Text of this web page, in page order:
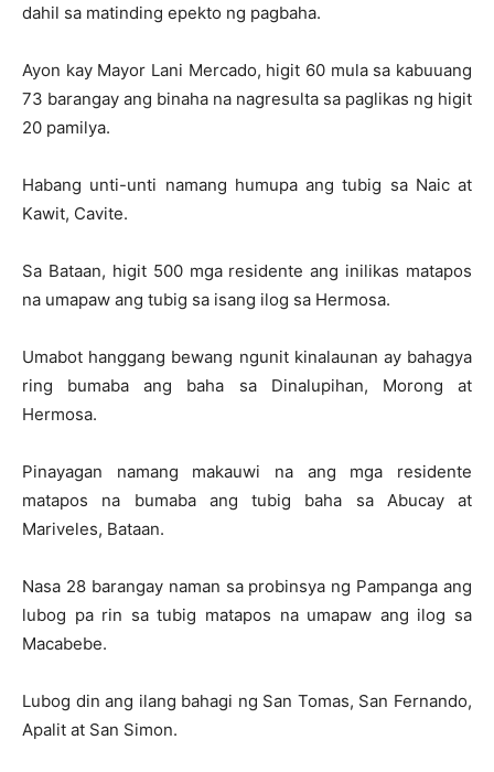
dahil sa matinding epekto ng pagbaha.
Ayon kay Mayor Lani Mercado, higit 60 mula sa kabuuang
73 barangay ang binaha na nagresulta sa paglikas ng higit
20 pamilya.
Habang unti-unti namang humupa ang tubig sa Naic at
Kawit, Cavite.
Sa Bataan, higit 500 mga residente ang inilikas matapos
na umapaw ang tubig sa isang ilog sa Hermosa.
Umabot hanggang bewang ngunit kinalaunan ay bahagya
ring bumaba ang baha sa Dinalupihan, Morong at
Hermosa.
Pinayagan namang makauwi na ang mga residente
matapos na bumaba ang tubig baha sa Abucay at
Mariveles, Bataan.
Nasa 28 barangay naman sa probinsya ng Pampanga ang
lubog pa rin sa tubig matapos na umapaw ang ilog sa
Macabebe.
Lubog din ang ilang bahagi ng San Tomas, San Fernando,
Apalit at San Simon.